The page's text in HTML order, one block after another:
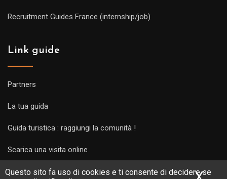
Questo sito fa uso di cookies e ti consente di decidere se
Recruitment Guides France (internship/job)
Link guide
Partners
La tua guida
Guida turistica : raggiungi la comunità !
Scarica una visita online